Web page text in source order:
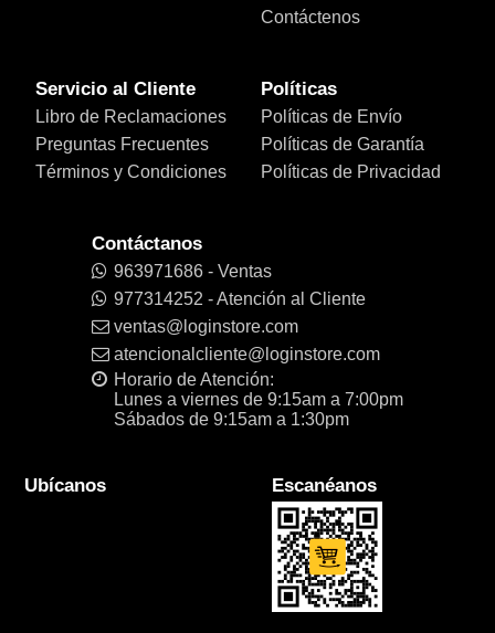
Contáctenos
Servicio al Cliente
Libro de Reclamaciones
Preguntas Frecuentes
Términos y Condiciones
Políticas
Políticas de Envío
Políticas de Garantía
Políticas de Privacidad
Contáctanos
963971686 - Ventas
977314252 - Atención al Cliente
ventas@loginstore.com
atencionalcliente@loginstore.com
Horario de Atención:
Lunes a viernes de 9:15am a 7:00pm
Sábados de 9:15am a 1:30pm
Ubícanos Escanéanos